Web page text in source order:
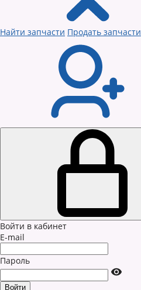
Найти запчасти Продать запчасти
Войти в кабинет
E-mail
Пароль